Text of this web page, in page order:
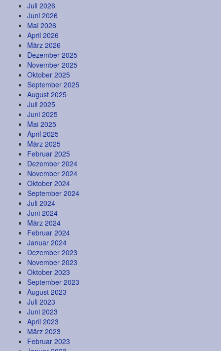
Juli 2026
Juni 2026
Mai 2026
April 2026
März 2026
Dezember 2025
November 2025
Oktober 2025
September 2025
August 2025
Juli 2025
Juni 2025
Mai 2025
April 2025
März 2025
Februar 2025
Dezember 2024
November 2024
Oktober 2024
September 2024
Juli 2024
Juni 2024
März 2024
Februar 2024
Januar 2024
Dezember 2023
November 2023
Oktober 2023
September 2023
August 2023
Juli 2023
Juni 2023
April 2023
März 2023
Februar 2023